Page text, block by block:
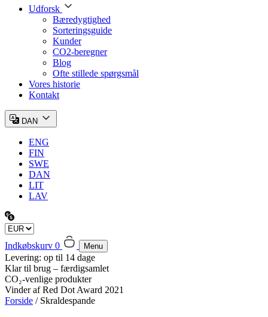
Udforsk
Bæredygtighed
Sorteringsguide
Kunder
CO2-beregner
Blog
Ofte stillede spørgsmål
Vores historie
Kontakt
DAN
ENG
FIN
SWE
DAN
LIT
LAV
Indkøbskurv 0 Menu
Levering: op til 14 dage
Klar til brug – færdigsamlet
CO₂-venlige produkter
Vinder af Red Dot Award 2021
Forside / Skraldespande